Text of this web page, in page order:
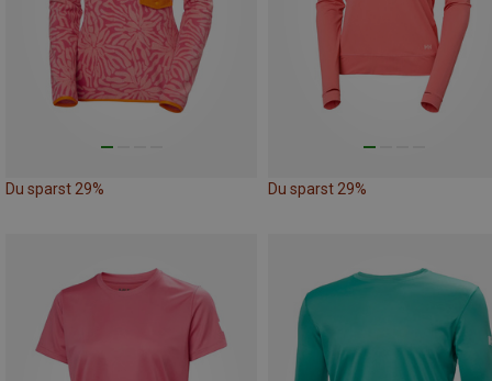
Du sparst 29% Du sparst 29%